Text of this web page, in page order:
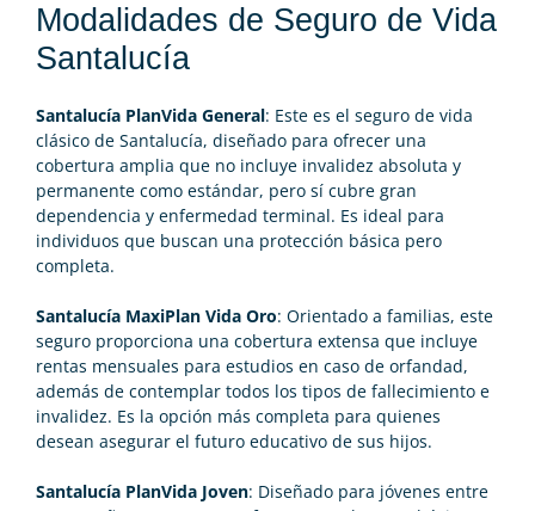
Modalidades de Seguro de Vida
Santalucía
Santalucía PlanVida General: Este es el seguro de vida
clásico de Santalucía, diseñado para ofrecer una
cobertura amplia que no incluye invalidez absoluta y
permanente como estándar, pero sí cubre gran
dependencia y enfermedad terminal. Es ideal para
individuos que buscan una protección básica pero
completa.
Santalucía MaxiPlan Vida Oro: Orientado a familias, este
seguro proporciona una cobertura extensa que incluye
rentas mensuales para estudios en caso de orfandad,
además de contemplar todos los tipos de fallecimiento e
invalidez. Es la opción más completa para quienes
desean asegurar el futuro educativo de sus hijos.
Santalucía PlanVida Joven: Diseñado para jóvenes entre